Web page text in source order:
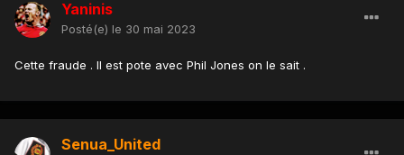
Yaninis
Posté(e) le 30 mai 2023
Cette fraude . Il est pote avec Phil Jones on le sait .
Senua_United